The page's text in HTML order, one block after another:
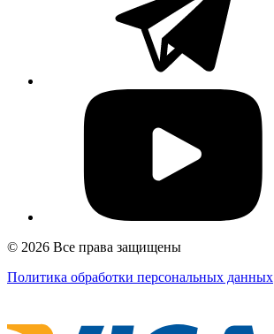
© 2026 Все права защищены
Политика обработки персональных данных